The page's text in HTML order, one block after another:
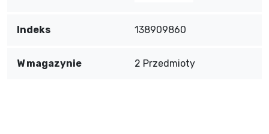
Indeks 138909860
W magazynie 2 Przedmioty